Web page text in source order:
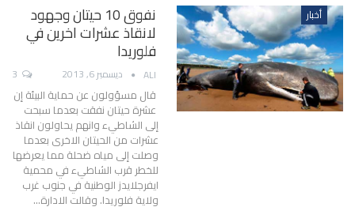
أخبار نفوق 10 حيتان وجهود
لانقاذ عشرات اخرين في
فلوريدا
ALI ديسمبر 6, 2013
قال مسؤولون عن حماية البيئة إن
عشرة حيتان نفقت بعدما سبحت
إلى الشاطيء وانهم يحاولون انقاذ
عشرات من الحيتان الاخرى بعدما
وصلت إلى مياه ضحلة مما يعرضها
للخطر قرب الشاطيء في محمية
ايفرجلايدز الوطنية في جنوب غرب
ولاية فلوريدا. وقالت الادارة…